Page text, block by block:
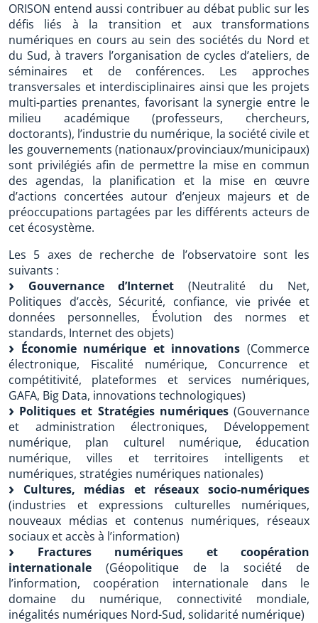
ORISON entend aussi contribuer au débat public sur les
défis liés à la transition et aux transformations
numériques en cours au sein des sociétés du Nord et
du Sud, à travers l’organisation de cycles d’ateliers, de
séminaires et de conférences. Les approches
transversales et interdisciplinaires ainsi que les projets
multi-parties prenantes, favorisant la synergie entre le
milieu académique (professeurs, chercheurs,
doctorants), l’industrie du numérique, la société civile et
les gouvernements (nationaux/provinciaux/municipaux)
sont privilégiés afin de permettre la mise en commun
des agendas, la planification et la mise en œuvre
d’actions concertées autour d’enjeux majeurs et de
préoccupations partagées par les différents acteurs de
cet écosystème.
Les 5 axes de recherche de l’observatoire sont les
suivants :
Gouvernance d’Internet (Neutralité du Net,
Politiques d’accès, Sécurité, confiance, vie privée et
données personnelles, Évolution des normes et
standards, Internet des objets)
Économie numérique et innovations (Commerce
électronique, Fiscalité numérique, Concurrence et
compétitivité, plateformes et services numériques,
GAFA, Big Data, innovations technologiques)
Politiques et Stratégies numériques(Gouvernance
et administration électroniques, Développement
numérique, plan culturel numérique, éducation
numérique, villes et territoires intelligents et
numériques, stratégies numériques nationales)
Cultures, médias et réseaux socio-numériques
(industries et expressions culturelles numériques,
nouveaux médias et contenus numériques, réseaux
sociaux et accès à l’information)
Fractures numériques et coopération
internationale (Géopolitique de la société de
l’information, coopération internationale dans le
domaine du numérique, connectivité mondiale,
inégalités numériques Nord-Sud, solidarité numérique)